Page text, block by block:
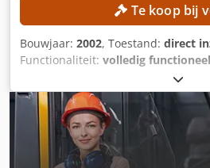
Te koop bij
Bouwjaar: 2002, Toestand: direct
Functionaliteit: volledig functioneel
211 S
gegarandeerde verkoop tegen de
TECHNISCHE GEGEVENS
Diameter voorste spindellager:
spansysteem: tot 60 mm
tot 65 mm Hoofdspindel